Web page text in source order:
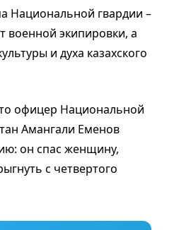
Национальной гвардии –
военной экипировки, а
и духа казахского
офицер Национальной
Амангали Еменов
он спас женщину,
с четвертого